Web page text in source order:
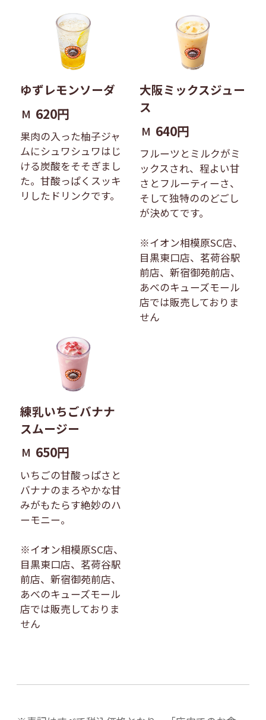
ゆずレモンソーダ
M 620円
果肉の入った柚子ジャ
ムにシュワシュワはじ
ける炭酸をそそぎまし
た。甘酸っぱくスッキ
リしたドリンクです。
大阪ミックスジュー
ス
M 640円
フルーツとミルクがミ
ックスされ、程よい甘
さとフルーティーさ、
そして独特ののどごし
が決めてです。
※イオン相模原SC店、
目黒東口店、茗荷谷駅
前店、新宿御苑前店、
あべのキューズモール
店では販売しておりま
せん
練乳いちごバナナ
スムージー
M 650円
いちごの甘酸っぱさと
バナナのまろやかな甘
みがもたらす絶妙のハ
ーモニー。
※イオン相模原SC店、
目黒東口店、茗荷谷駅
前店、新宿御苑前店、
あべのキューズモール
店では販売しておりま
せん